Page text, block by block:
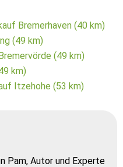
Bremerhaven (40 km)
(49 km)
(49 km)
km)
Itzehohe (53 km)
Pam, Autor und Experte